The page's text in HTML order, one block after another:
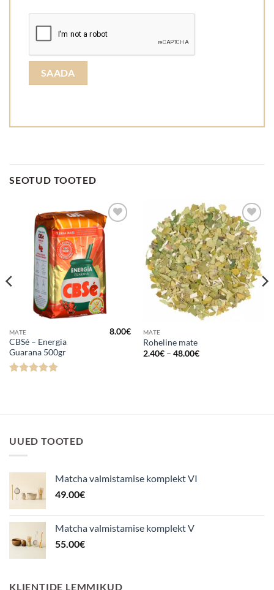
SEOTUD TOOTED
Lisa
lemmikuks
MATE
CBSé – Energia
Guarana 500gr
8.00€
Lisa
lemmikuks
MATE
Roheline mate
2.40€ – 48.00€Hinnavahemik:
UUED TOOTED
Matcha valmistamise komplekt VI
49.00€
Matcha valmistamise komplekt V
55.00€
KLIENTIDE LEMMIKUD